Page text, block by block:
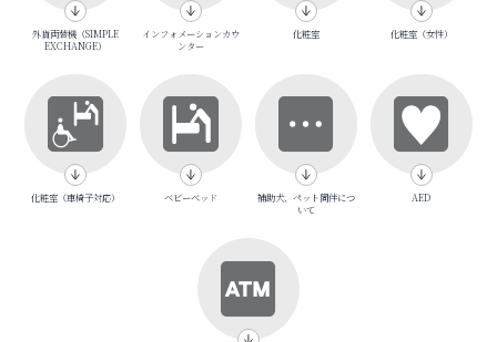
外貨両替機（SIMPLE
EXCHANGE）
インフォメーションカウ
ンター
化粧室 化粧室（女性）
化粧室（車椅子対応） ベビーベッド
補助犬、ペット同伴につ
いて
AED